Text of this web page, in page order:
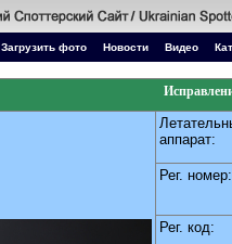
Загрузить фото Новости Видео
аппарат:
Рег. номер:
Рег. код: